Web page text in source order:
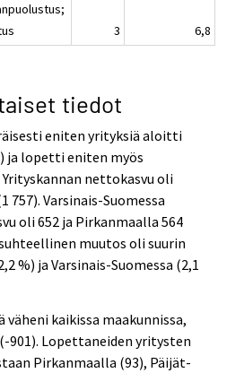
3 6,8
tiedot
eniten yrityksiä aloitti
ja lopetti eniten myös
Yrityskannan nettokasvu oli
757). Varsinais-Suomessa
oli 652 ja Pirkanmaalla 564
muutos oli suurin
%) ja Varsinais-Suomessa (2,1
väheni kaikissa maakunnissa,
901). Lopettaneiden yritysten
Pirkanmaalla (93), Päijät-